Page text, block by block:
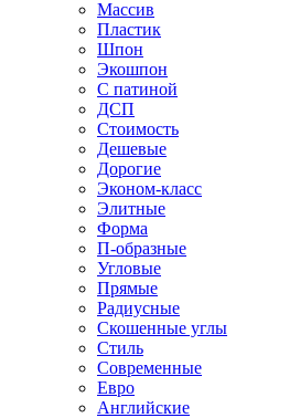
Массив
Пластик
Шпон
Экошпон
С патиной
ДСП
Стоимость
Дешевые
Дорогие
Эконом-класс
Элитные
Форма
П-образные
Угловые
Прямые
Радиусные
Скошенные углы
Стиль
Современные
Евро
Английские